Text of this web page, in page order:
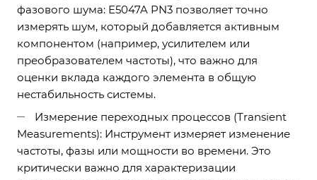
фазового шума: E5047A PN3 позволяет точно
измерять шум, который добавляется активным
компонентом (например, усилителем или
преобразователем частоты), что важно для
оценки вклада каждого элемента в общую
нестабильность системы.
Измерение переходных процессов (Transient
Measurements): Инструмент измеряет изменение
частоты, фазы или мощности во времени. Это
критически важно для характеризации